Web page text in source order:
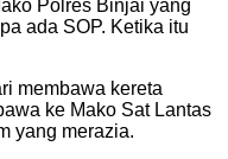
Polres Binjai yang
ada SOP. Ketika itu
membawa kereta
ke Mako Sat Lantas
yang merazia.